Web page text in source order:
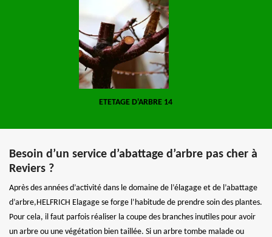
ETETAGE D'ARBRE 14
Besoin d’un service d’abattage d’arbre pas cher à
Reviers ?
Après des années d’activité dans le domaine de l’élagage et de l’abattage
d’arbre,HELFRICH Elagage se forge l’habitude de prendre soin des plantes.
Pour cela, il faut parfois réaliser la coupe des branches inutiles pour avoir
un arbre ou une végétation bien taillée. Si un arbre tombe malade ou